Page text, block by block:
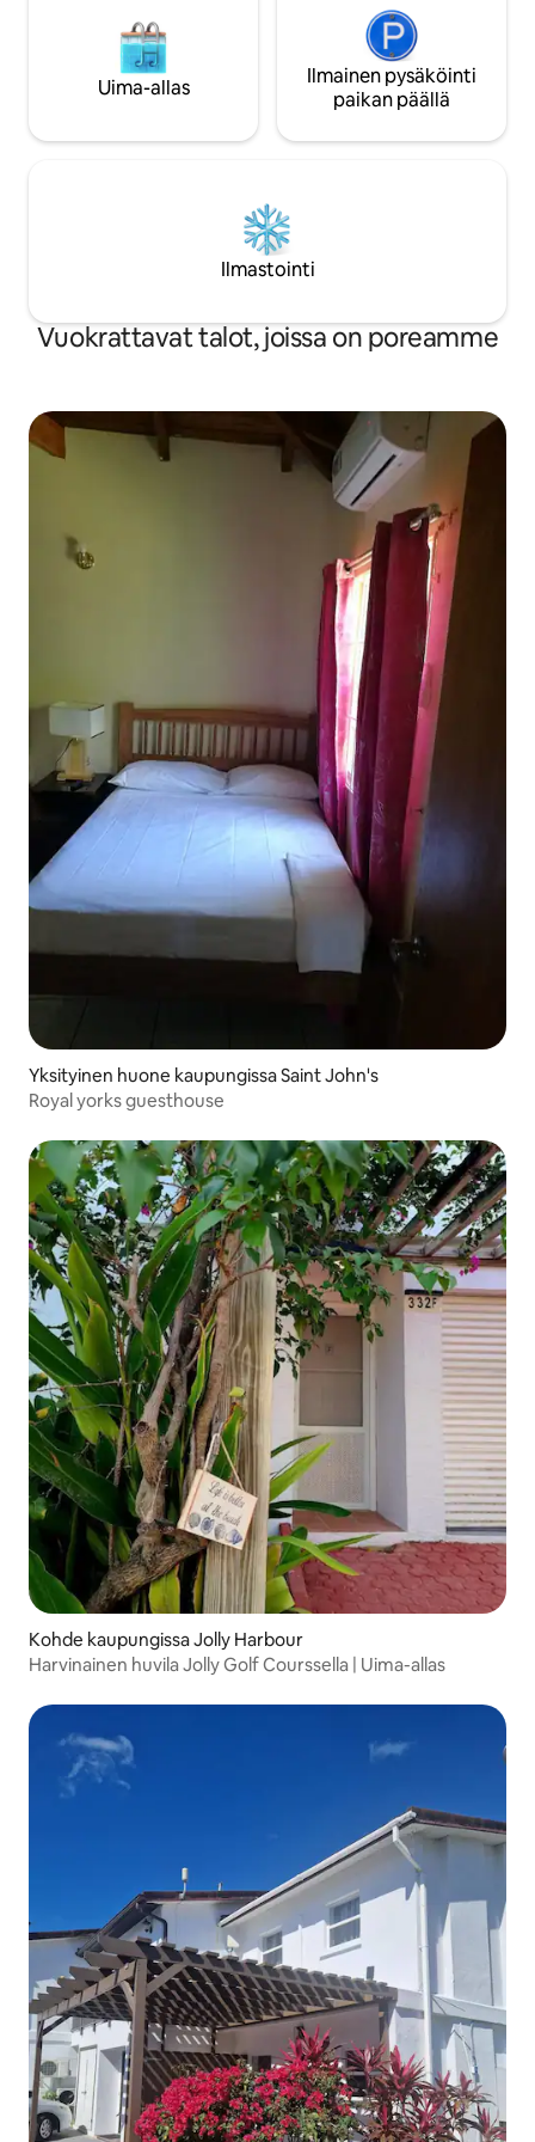
Uima-allas
Ilmainen pysäköinti
paikan päällä
Ilmastointi
Vuokrattavat talot, joissa on poreamme
Yksityinen huone kaupungissa Saint John's
Royal yorks guesthouse
Kohde kaupungissa Jolly Harbour
Harvinainen huvila Jolly Golf Courssella | Uima-allas